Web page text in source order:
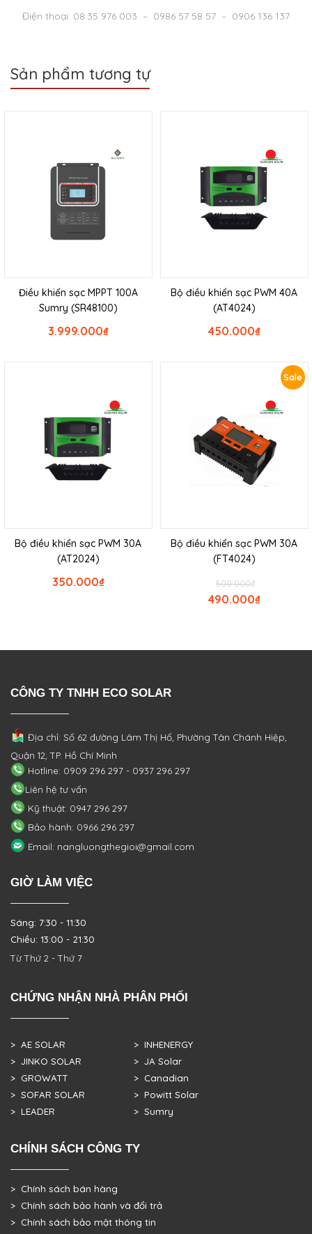
Điện thoại: 08.35 976 003 – 0986 57 58 57 – 0906 136 137
Sản phẩm tương tự
Điều khiển sạc MPPT 100A
Sumry (SR48100)
₫
3.999.000
Bộ điều khiển sạc PWM 40A
(AT4024)
₫
450.000
Bộ điều khiển sạc PWM 30A
(AT2024)
₫
350.000
Sale
Bộ điều khiển sạc PWM 30A
(FT4024)
₫
500.000
₫
490.000
CÔNG TY TNHH ECO SOLAR
Địa chỉ: Số 62 đường Lâm Thị Hố, PhườngTân Chánh Hiệp,
Quận 12, TP. Hồ Chí Minh
Hotline: 0909 296 297 - 0937 296 297
Liên hệ tư vấn
Kỹ thuật: 0947 296 297
Bảo hành: 0966 296 297
Email: nangluongthegioi@gmail.com
GIỜ LÀM VIỆC
Sáng: 7:30 - 11:30
Chiều: 13:00 - 21:30
Từ Thứ 2 - Thứ 7
CHỨNG NHẬN NHÀ PHÂN PHỐI
> AE SOLAR
> JINKO SOLAR
> GROWATT
> SOFAR SOLAR
> LEADER
> INHENERGY
> JA Solar
> Canadian
> Powitt Solar
> Sumry
CHÍNH SÁCH CÔNG TY
> Chính sách bán hàng
> Chính sách bảo hành và đổi trả
> Chính sách bảo mật thông tin